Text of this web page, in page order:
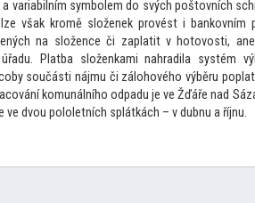
variabilním symbolem do svých poštovních
však kromě složenek provést i bankovním
na složence či zaplatit v hotovosti,
Platba složenkami nahradila systém
součásti nájmu či zálohového výběru
komunálního odpadu je ve Žďáře nad
ve dvou pololetních splátkách – v dubnu a říjnu.